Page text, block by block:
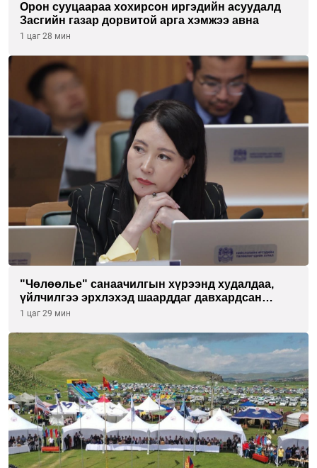
Орон сууцаараа хохирсон иргэдийн асуудалд
Засгийн газар дорвитой арга хэмжээ авна
1 цаг 28 мин
"Чөлөөлье" санаачилгын хүрээнд худалдаа,
үйлчилгээ эрхлэхэд шаарддаг давхардсан
бүртгэлийг хүчингүй болгох тогтоолын төслийг
1 цаг 29 мин